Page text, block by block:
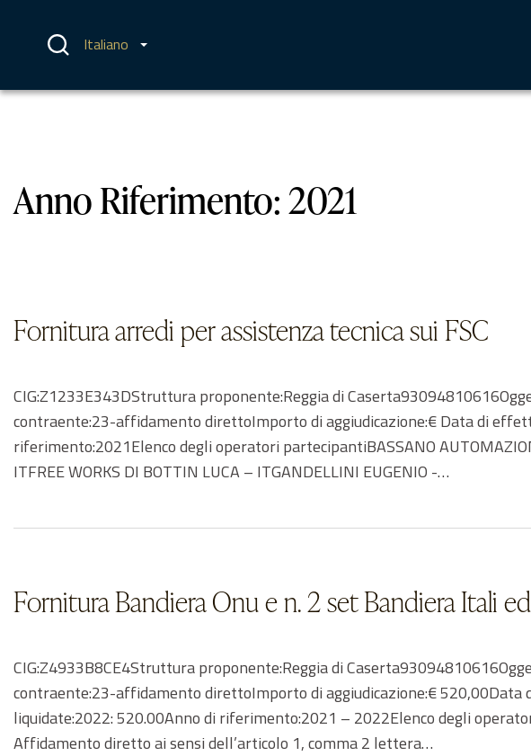
contenuto Italiano
Anno Riferimento:2021
Fornitura arredi per assistenza tecnica sui FSC
CIG:Z1233E343DStruttura proponente:Reggia di
contraente:23-affidamento direttoImporto di aggiudicazione:€ Data di
riferimento:2021Elenco degli operatori partecipantiBASSANO
ITFREE WORKS DI BOTTIN LUCA – ITGANDELLINI EUGENIO -…
Fornitura Bandiera Onu e n. 2 set Bandiera Itali
CIG:Z4933B8CE4Struttura proponente:Reggia di
contraente:23-affidamento direttoImporto di aggiudicazione:€
liquidate:2022: 520.00Anno di riferimento:2021 – 2022Elenco degli
Affidamento diretto ai sensi dell’articolo 1, comma 2 lettera…